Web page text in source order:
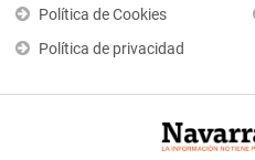
Política de Cookies
Política de privacidad